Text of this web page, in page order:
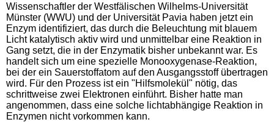
Wissenschaftler der Westfälischen Wilhelms-Universität
Münster (WWU) und der Universität Pavia haben jetzt ein
Enzym identifiziert, das durch die Beleuchtung mit blauem
Licht katalytisch aktiv wird und unmittelbar eine Reaktion in
Gang setzt, die in der Enzymatik bisher unbekannt war. Es
handelt sich um eine spezielle Monooxygenase-Reaktion,
bei der ein Sauerstoffatom auf den Ausgangsstoff übertragen
wird. Für den Prozess ist ein "Hilfsmolekül" nötig, das
schrittweise zwei Elektronen einführt. Bisher hatte man
angenommen, dass eine solche lichtabhängige Reaktion in
Enzymen nicht vorkommen kann.